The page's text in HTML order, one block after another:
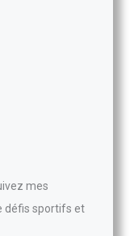
mes
défis sportifs et